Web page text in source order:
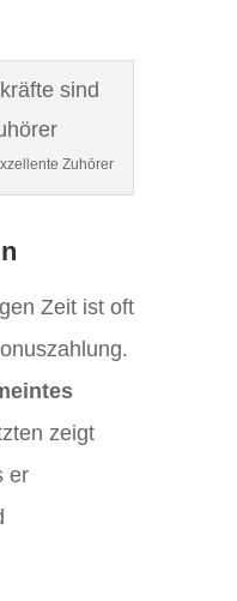
Zuhörer
Zeit ist oft
zeigt
er